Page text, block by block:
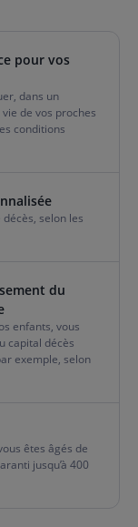
pour vos
dans un
de vos proches
conditions
selon les
du
enfants, vous
capital décès
exemple, selon
êtes âgés de
jusqu’à 400